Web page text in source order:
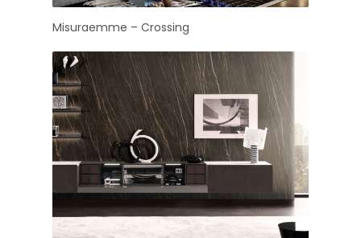
Misuraemme – Crossing